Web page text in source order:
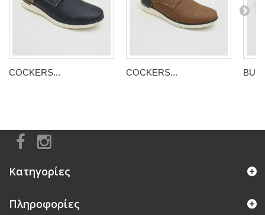
COCKERS... COCKERS...
Κατηγορίες
Πληροφορίες